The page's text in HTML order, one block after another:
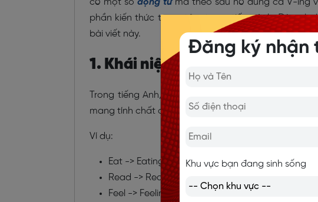
có một số động từmà theo sau nó dùng cả V-ing
phần kiến thức trọng tâm trong tiếng Anh. Đừng lo
bài viết này.
1. Khái niệm danh động từ
Trong tiếng Anh, Gerund được gọi là danh động
mang tính chất của danh từ bằng cách thêm đuôi
Ví dụ:
Eat -> Eating
Read -> Reading
Feel -> Feeling
Đăng ký nhận
Khu vực bạn đang sinh sống